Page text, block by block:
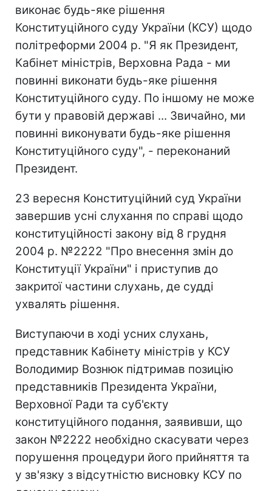
виконає будь-яке рішення
Конституційного суду України (КСУ) щодо
політреформи 2004 р. "Я як Президент,
Кабінет міністрів, Верховна Рада - ми
повинні виконати будь-яке рішення
Конституційного суду. По іншому не може
бути у правовій державі ... Звичайно, ми
повинні виконувати будь-яке рішення
Конституційного суду", - переконаний
Президент.
23 вересня Конституційний суд України
завершив усні слухання по справі щодо
конституційності закону від 8 грудня
2004 р. №2222 "Про внесення змін до
Конституції України" і приступив до
закритої частини слухань, де судді
ухвалять рішення.
Виступаючи в ході усних слухань,
представник Кабінету міністрів у КСУ
Володимир Вознюк підтримав позицію
представників Президента України,
Верховної Ради та суб'єкту
конституційного подання, заявивши, що
закон №2222 необхідно скасувати через
порушення процедури його прийняття та
у зв'язку з відсутністю висновку КСУ по